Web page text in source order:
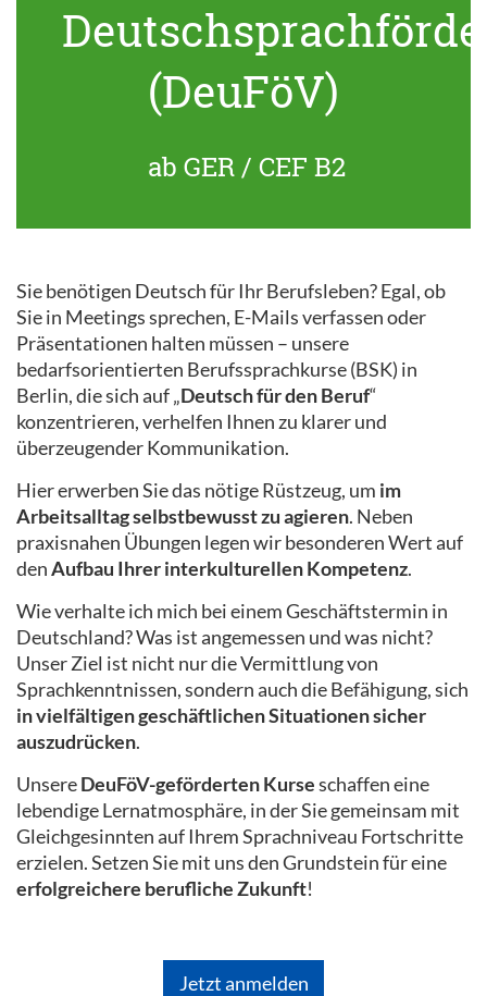
(DeuFöV)
ab GER / CEF B2
Sie benötigen Deutsch für Ihr Berufsleben? Egal, ob
Sie in Meetings sprechen, E-Mails verfassen oder
Präsentationen halten müssen – unsere
bedarfsorientierten Berufssprachkurse (BSK) in
Berlin, die sich auf „Deutsch für den Beruf“
konzentrieren, verhelfen Ihnen zu klarer und
überzeugender Kommunikation.
Hier erwerben Sie das nötige Rüstzeug, um im
Arbeitsalltag selbstbewusst zu agieren. Neben
praxisnahen Übungen legen wir besonderen Wert auf
denAufbau Ihrer interkulturellen Kompetenz.
Wie verhalte ich mich bei einem Geschäftstermin in
Deutschland? Was ist angemessen und was nicht?
Unser Ziel ist nicht nur die Vermittlung von
Sprachkenntnissen, sondern auch die Befähigung, sich
in vielfältigen geschäftlichen Situationen sicher
auszudrücken.
UnsereDeuFöV-geförderten Kurseschaffen eine
lebendige Lernatmosphäre, in der Sie gemeinsam mit
Gleichgesinnten auf Ihrem Sprachniveau Fortschritte
erzielen. Setzen Sie mit uns den Grundstein für eine
erfolgreichere berufliche Zukunft!
Jetzt anmelden